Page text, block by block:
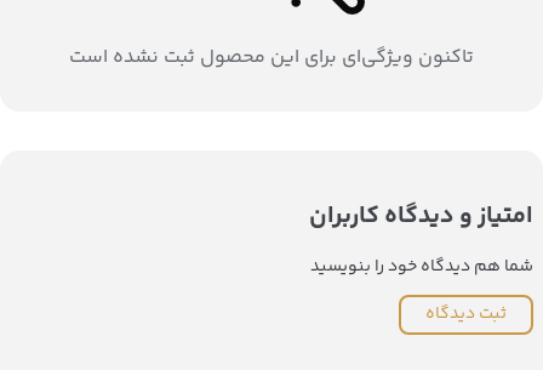
تاکنون ویژگی‌ای برای این محصول ثبت نشده است
امتیاز و دیدگاه کاربران
شما هم دیدگاه خود را بنویسید
ثبت دیدگاه